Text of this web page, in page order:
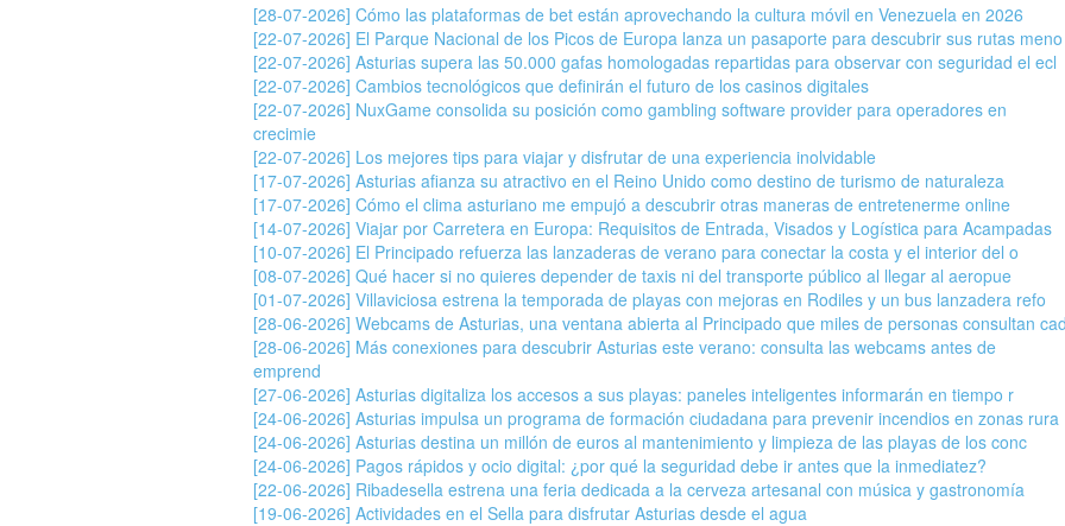
[28-07-2026] Cómo las plataformas de bet están aprovechando la cultura móvil en Venezuela en 2026
[22-07-2026] El Parque Nacional de los Picos de Europa lanza un pasaporte para descubrir sus rutas meno
[22-07-2026] Asturias supera las 50.000 gafas homologadas repartidas para observar con seguridad el ecl
[22-07-2026] Cambios tecnológicos que definirán el futuro de los casinos digitales
[22-07-2026] NuxGame consolida su posición como gambling software provider para operadores en
crecimie
[22-07-2026] Los mejores tips para viajar y disfrutar de una experiencia inolvidable
[17-07-2026] Asturias afianza su atractivo en el Reino Unido como destino de turismo de naturaleza
[17-07-2026] Cómo el clima asturiano me empujó a descubrir otras maneras de entretenerme online
[14-07-2026] Viajar por Carretera en Europa: Requisitos de Entrada, Visados y Logística para Acampadas
[10-07-2026] El Principado refuerza las lanzaderas de verano para conectar la costa y el interior del o
[08-07-2026] Qué hacer si no quieres depender de taxis ni del transporte público al llegar al aeropue
[01-07-2026] Villaviciosa estrena la temporada de playas con mejoras en Rodiles y un bus lanzadera refo
[28-06-2026] Webcams de Asturias, una ventana abierta al Principado que miles de personas consultan cad
[28-06-2026] Más conexiones para descubrir Asturias este verano: consulta las webcams antes de
emprend
[27-06-2026] Asturias digitaliza los accesos a sus playas: paneles inteligentes informarán en tiempo r
[24-06-2026] Asturias impulsa un programa de formación ciudadana para prevenir incendios en zonas rura
[24-06-2026] Asturias destina un millón de euros al mantenimiento y limpieza de las playas de los conc
[24-06-2026] Pagos rápidos y ocio digital: ¿por qué la seguridad debe ir antes que la inmediatez?
[22-06-2026] Ribadesella estrena una feria dedicada a la cerveza artesanal con música y gastronomía
[19-06-2026] Actividades en el Sella para disfrutar Asturias desde el agua